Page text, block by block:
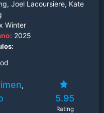
Joel Lacoursiere, Kate
Winter
2025
,
5.95
Rating